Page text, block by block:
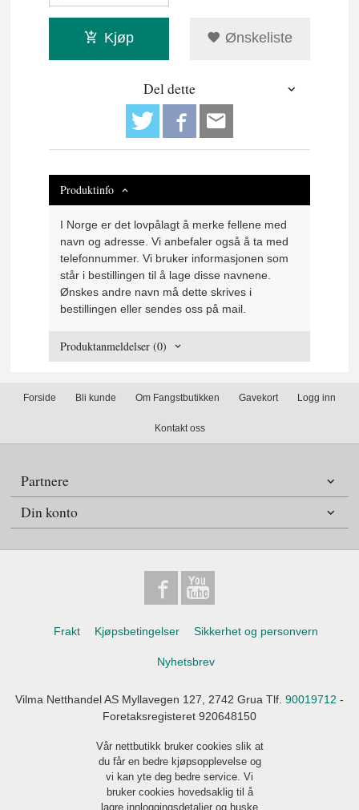
Kjøp Ønskeliste
Del dette
Produktinfo
I Norge er det lovpålagt å merke fellene med
navn og adresse. Vi anbefaler også å ta med
telefonnummer. Vi bruker informasjonen som
står i bestillingen til å lage disse navnene.
Ønskes andre navn må dette skrives i
bestillingen eller sendes oss på mail.
Produktanmeldelser (0)
Forside Bli kunde Om Fangstbutikken Gavekort Logg inn
Kontakt oss
Partnere
Din konto
Frakt Kjøpsbetingelser Sikkerhet og personvern
Nyhetsbrev
Vilma Netthandel AS Myllavegen 127, 2742 Grua Tlf. 90019712 -
Foretaksregisteret 920648150
Vår nettbutikk bruker cookies slik at
du får en bedre kjøpsopplevelse og
vi kan yte deg bedre service. Vi
bruker cookies hovedsaklig til å
lagre innloggingsdetaljer og huske